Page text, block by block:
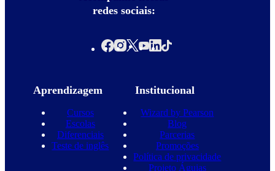
redes sociais:
Aprendizagem
Cursos
Escolas
Diferenciais
Teste de inglês
Institucional
Wizard by Pearson
Blog
Parcerias
Promoções
Política de privacidade
Projeto Águias